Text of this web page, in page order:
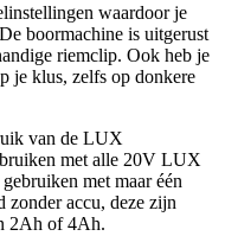
waardoor je
boormachine is uitgerust
riemclip. Ook heb je
je klus, zelfs op donkere
van de LUX
met alle 20V LUX
met maar één
zonder accu, deze zijn
2Ah of 4Ah.